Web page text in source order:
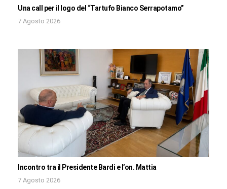
Una call per il logo del “Tartufo Bianco Serrapotamo”
7 Agosto 2026
Incontro tra il Presidente Bardi e l’on. Mattia
7 Agosto 2026